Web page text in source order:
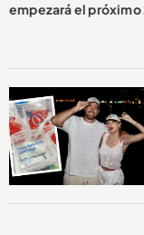
empezará el próximo